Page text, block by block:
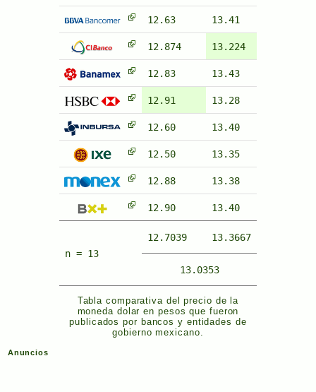
Tabla comparativa del precio de la
moneda dolar en pesos que fueron
publicados por bancos y entidades de
gobierno mexicano.
12.63 13.41
12.874 13.224
12.83 13.43
12.91 13.28
12.60 13.40
12.50 13.35
12.88 13.38
12.90 13.40
n = 13
12.7039 13.3667
13.0353
Anuncios